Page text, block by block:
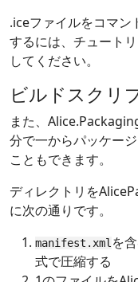
.iceファイルをコマン
するには、チュート
してください。
ビルドスクリ
また、
分で一からパッケー
こともできます。
ディレクトリを
に次の通りです。
manifest.xml を
式で圧縮する